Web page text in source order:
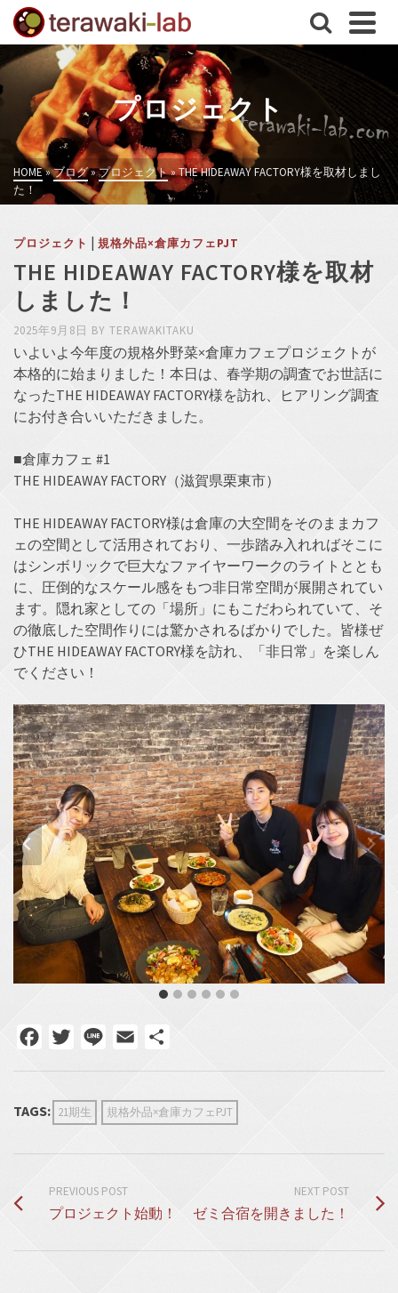
プロジェクト
HOME»ブログ»プロジェクト»THE HIDEAWAY FACTORY様を取材しまし
た！
プロジェクト | 規格外品×倉庫カフェPJT
THE HIDEAWAY FACTORY様を取材
しました！
2025年9月8日 BY TERAWAKITAKU
いよいよ今年度の規格外野菜×倉庫カフェプロジェクトが
本格的に始まりました！本日は、春学期の調査でお世話に
なったTHE HIDEAWAY FACTORY様を訪れ、ヒアリング調査
にお付き合いいただきました。
■倉庫カフェ #1
THE HIDEAWAY FACTORY（滋賀県栗東市）
THE HIDEAWAY FACTORY様は倉庫の大空間をそのままカフ
ェの空間として活用されており、一歩踏み入れればそこに
はシンボリックで巨大なファイヤーワークのライトととも
に、圧倒的なスケール感をもつ非日常空間が展開されてい
ます。隠れ家としての「場所」にもこだわられていて、そ
の徹底した空間作りには驚かされるばかりでした。皆様ぜ
ひTHE HIDEAWAY FACTORY様を訪れ、「非日常」を楽しん
でください！
FacebookTwitterLine Email
TAGS: 21期生 規格外品×倉庫カフェPJT
PREVIOUS POST
プロジェクト始動！
NEXT POST
ゼミ合宿を開きました！